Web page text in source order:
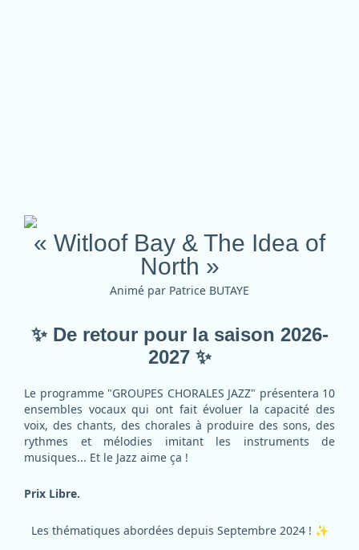
« Witloof Bay & The Idea of
North »
Animé par Patrice BUTAYE
✨De retour pour la saison 2026-
2027 ✨
Le programme "GROUPES CHORALES JAZZ" présentera 10
ensembles vocaux qui ont fait évoluer la capacité des
voix, des chants, des chorales à produire des sons, des
rythmes et mélodies imitant les instruments de
musiques... Et le Jazz aime ça !
Prix Libre.
Les thématiques abordées depuis Septembre 2024 ! ✨